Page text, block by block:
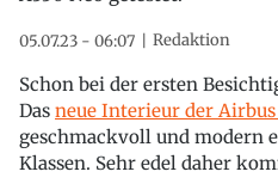
05.07.23 - 06:07 Redaktion
Schon bei der ersten
Das neue Interieur der
geschmackvoll und modern
Klassen. Sehr edel daher